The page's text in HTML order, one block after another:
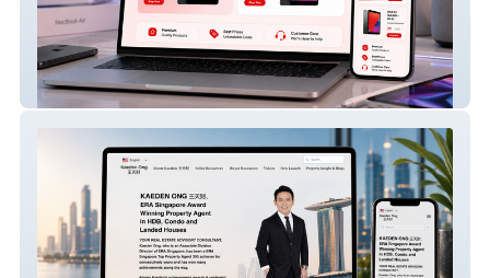
1clickcrazydeals